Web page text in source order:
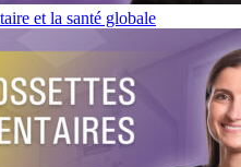
et la santé globale